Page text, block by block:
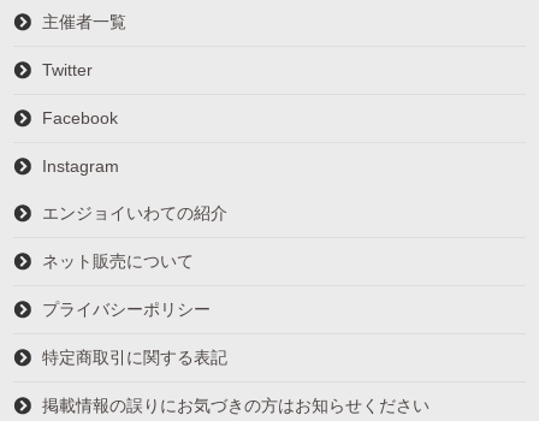
主催者一覧
Twitter
Facebook
Instagram
エンジョイいわての紹介
ネット販売について
プライバシーポリシー
特定商取引に関する表記
掲載情報の誤りにお気づきの方はお知らせください